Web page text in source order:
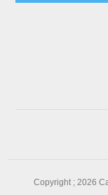
Copyright ; 2026